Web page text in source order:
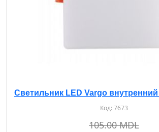
Код:7673
105.00 MDL